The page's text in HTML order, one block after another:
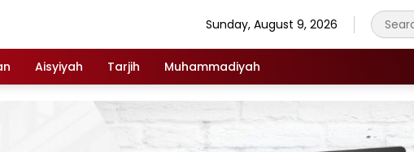
Sunday, August 9, 2026
Aisyiyah Tarjih Muhammadiyah